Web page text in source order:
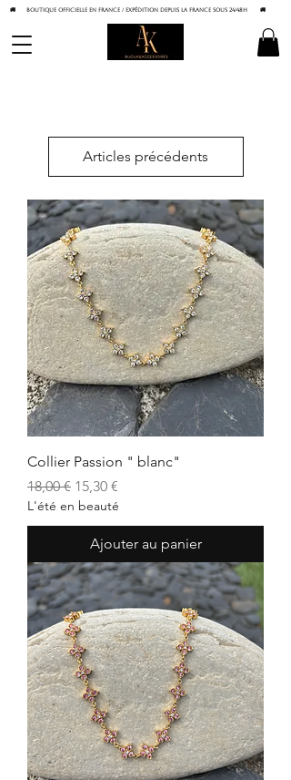
🚚 BOUTIQUE OFFICIELLE EN FRANCE / Expédition depuis la France sous 24/48h 🚚
Articles précédents
Collier Passion " blanc"
Prix original
18,00 € Prix promotionnel
15,30 €
L'été en beauté
Ajouter au panier